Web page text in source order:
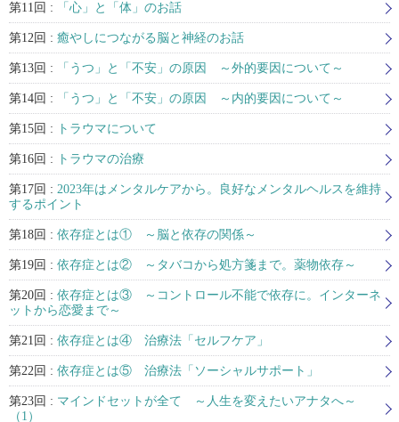
第11回 : 「心」と「体」のお話
第12回 : 癒やしにつながる脳と神経のお話
第13回 : 「うつ」と「不安」の原因 ～外的要因について～
第14回 : 「うつ」と「不安」の原因 ～内的要因について～
第15回 : トラウマについて
第16回 : トラウマの治療
第17回 : 2023年はメンタルケアから。良好なメンタルヘルスを維持
するポイント
第18回 : 依存症とは① ～脳と依存の関係～
第19回 : 依存症とは② ～タバコから処方箋まで。薬物依存～
第20回 : 依存症とは③ ～コントロール不能で依存に。インターネ
ットから恋愛まで～
第21回 : 依存症とは④ 治療法「セルフケア」
第22回 : 依存症とは⑤ 治療法「ソーシャルサポート」
第23回 : マインドセットが全て ～人生を変えたいアナタへ～
（1）